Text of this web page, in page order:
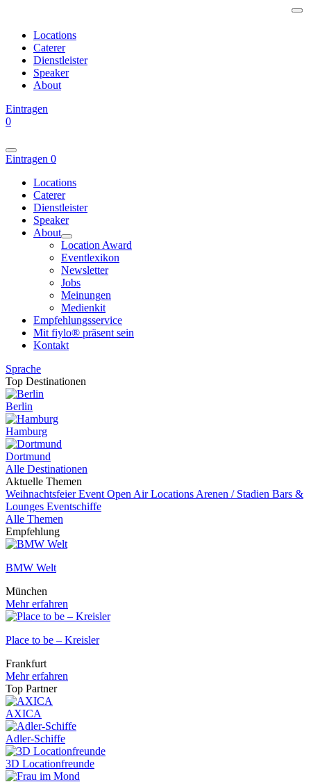
Locations
Caterer
Dienstleister
Speaker
About
Eintragen
0
Eintragen 0
Locations
Caterer
Dienstleister
Speaker
About
Location Award
Eventlexikon
Newsletter
Jobs
Meinungen
Medienkit
Empfehlungsservice
Mit fiylo® präsent sein
Kontakt
Sprache
Top Destinationen
Berlin
Hamburg
Dortmund
Alle Destinationen
Aktuelle Themen
WeihnachtsfeierEvent Open Air Locations Arenen / Stadien Bars &
Lounges Eventschiffe
Alle Themen
Empfehlung
BMW Welt
München
Mehr erfahren
Place to be – Kreisler
Frankfurt
Mehr erfahren
Top Partner
AXICA
Adler-Schiffe
3D Locationfreunde